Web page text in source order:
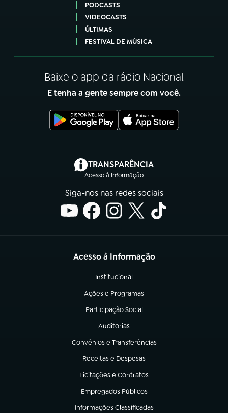
PODCASTS
VIDEOCASTS
ÚLTIMAS
FESTIVAL DE MÚSICA
Baixe o app da rádio Nacional
E tenha a gente sempre com você.
TRANSPARÊNCIA
Acesso à Informação
(abre em nova aba)
Siga-nos nas redes sociais
Acesso à Informação
Institucional
(abre em nova aba)
Ações e Programas
(abre em nova aba)
Participação Social
(abre em nova aba)
Auditorias
(abre em nova aba)
Convênios e Transferências
(abre em nova aba)
Receitas e Despesas
(abre em nova aba)
Licitações e Contratos
(abre em nova aba)
Empregados Públicos
(abre em nova aba)
Informações Classificadas
(abre em nova aba)